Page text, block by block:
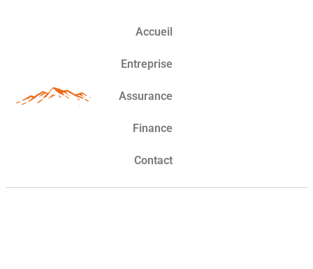
Accueil
Entreprise
Assurance
Finance
Contact